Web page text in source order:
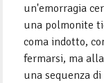
un'emorragia
una polmonite
coma indotto,
fermarsi, ma
una sequenza